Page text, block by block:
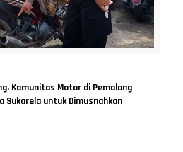
Komunitas Motor di Pemalang
Sukarela untuk Dimusnahkan